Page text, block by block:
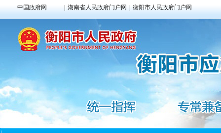
中国政府网 湖南省人民政府门户网 衡阳市人民政府门户网